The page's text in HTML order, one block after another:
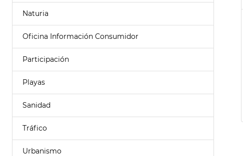
Naturia
Oficina Información Consumidor
Participación
Playas
Sanidad
Tráfico
Urbanismo